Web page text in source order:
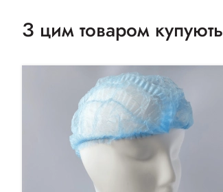
З цим товаром купують